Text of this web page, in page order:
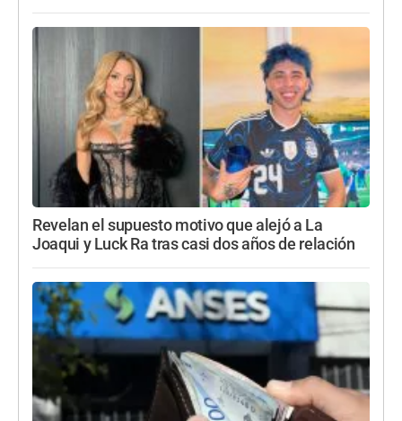
Revelan el supuesto motivo que alejó a La
Joaqui y Luck Ra tras casi dos años de relación